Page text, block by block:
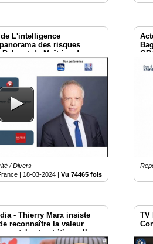
L'intelligence
des risques
de Maîtrise des
/ Divers
| 18-03-2024 |Vu 74465 fois
- Thierry Marx insiste
reconnaître la valeur
et nutritionnelle
TV